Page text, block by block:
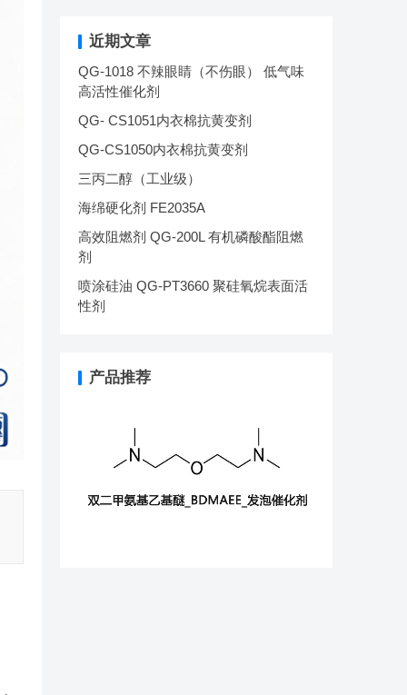
近期文章
QG-1018 不辣眼睛（不伤眼） 低气味
高活性催化剂
QG- CS1051内衣棉抗黄变剂
QG-CS1050内衣棉抗黄变剂
三丙二醇（工业级）
海绵硬化剂 FE2035A
高效阻燃剂 QG-200L 有机磷酸酯阻燃
剂
喷涂硅油 QG-PT3660 聚硅氧烷表面活
性剂
产品推荐